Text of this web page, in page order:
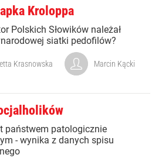
Kroloppa
Polskich Słowików należał
siatki pedofilów?
Krasnowska Marcin Kącki
państwem patologicznie
- wynika z danych spisu